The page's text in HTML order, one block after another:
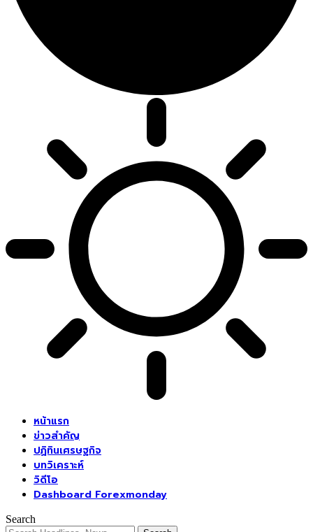
หน้าแรก
ข่าวสำคัญ
ปฏิทินเศรษฐกิจ
บทวิเคราะห์
วิดีโอ
Dashboard Forexmonday
Search